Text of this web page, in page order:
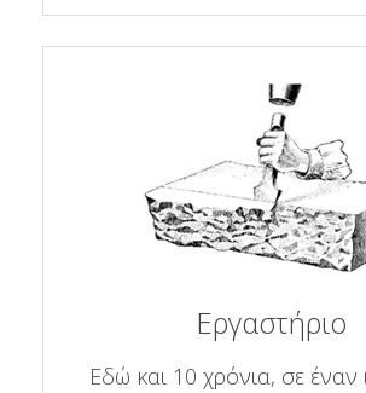
Εργαστήριο
Εδώ και 10 χρόνια, σε έναν